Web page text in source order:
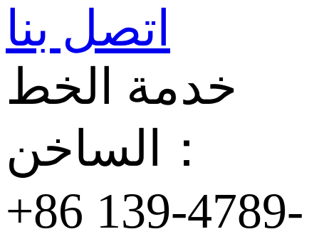
اتصل بنا
خدمة الخط
الساخن：
+86 139-4789-